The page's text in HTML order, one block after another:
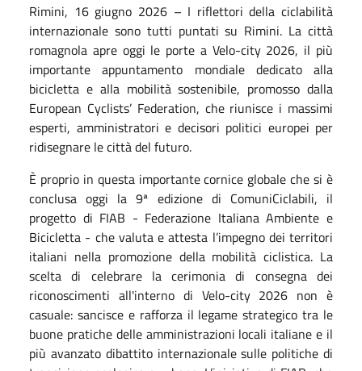
Rimini, 16 giugno 2026 – I riflettori della ciclabilità
internazionale sono tutti puntati su Rimini. La città
romagnola apre oggi le porte a Velo-city 2026, il più
importante appuntamento mondiale dedicato alla
bicicletta e alla mobilità sostenibile, promosso dalla
European Cyclists’ Federation, che riunisce i massimi
esperti, amministratori e decisori politici europei per
ridisegnare le città del futuro.
È proprio in questa importante cornice globale che si è
conclusa oggi la 9ª edizione di ComuniCiclabili, il
progetto di FIAB - Federazione Italiana Ambiente e
Bicicletta - che valuta e attesta l’impegno dei territori
italiani nella promozione della mobilità ciclistica. La
scelta di celebrare la cerimonia di consegna dei
riconoscimenti all'interno di Velo-city 2026 non è
casuale: sancisce e rafforza il legame strategico tra le
buone pratiche delle amministrazioni locali italiane e il
più avanzato dibattito internazionale sulle politiche di